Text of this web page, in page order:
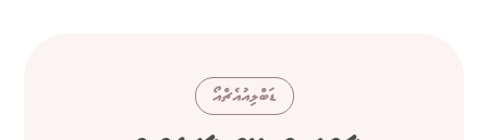
ޑަބްލިއުއެޗްއޯ